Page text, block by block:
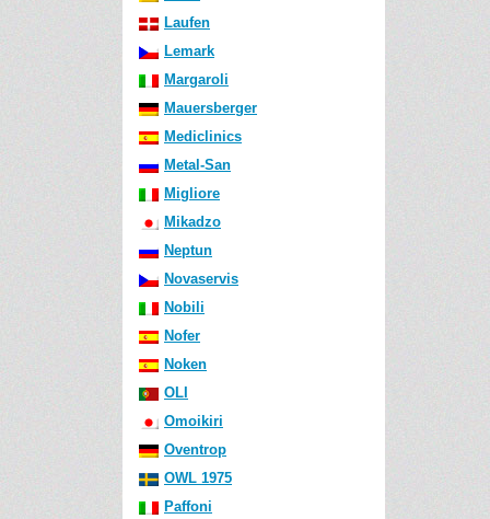
Laufen
Lemark
Margaroli
Mauersberger
Mediclinics
Metal-San
Migliore
Mikadzo
Neptun
Novaservis
Nobili
Nofer
Noken
OLI
Omoikiri
Oventrop
OWL 1975
Paffoni